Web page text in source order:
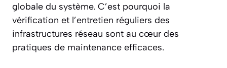
globale du système. C’est pourquoi la
vérification et l’entretien réguliers des
infrastructures réseau sont au cœur des
pratiques de maintenance efficaces.